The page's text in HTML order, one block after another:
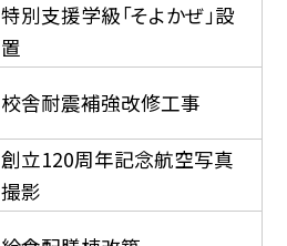
特別支援学級「そよかぜ」設
置
校舎耐震補強改修工事
創立120周年記念航空写真
撮影